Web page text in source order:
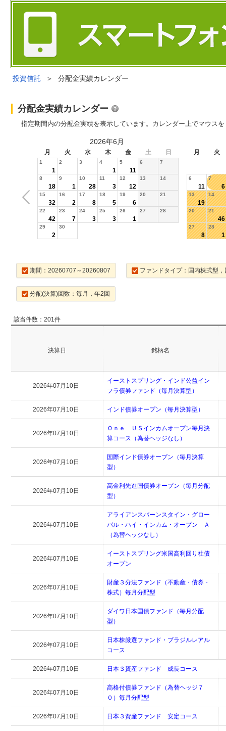
投資信託 ＞ 分配金実績カレンダー
分配金実績カレンダー
指定期間内の分配金実績を表示しています。カレンダー上でマウス
2026年6月
月 火 水 木 金 土 日 月 火
1
1
2 3 4
1
5
11
6 7
8
18
9
1
10
28
11
3
12
12
13 14
15
32
16
2
17
8
18
5
19
6
20 21
22
42
23
7
24
3
25
3
26
1
27 28
29
2
30
6
11
7
6
13
19
14
20 21
46
27
8
28
1
期間：20260707～20260807 ファンドタイプ：国内株式型
分配(決算)回数：毎月，年2回
該当件数：201件
決算日 銘柄名
2026年07月10日
イーストスプリング・インド公益イン
フラ債券ファンド（毎月決算型）
2026年07月10日 インド債券オープン（毎月決算型）
2026年07月10日
Ｏｎｅ ＵＳインカムオープン毎月決
算コース（為替ヘッジなし）
2026年07月10日
国際インド債券オープン（毎月決算
型）
2026年07月10日
高金利先進国債券オープン（毎月分配
型）
2026年07月10日
アライアンスバーンスタイン・グロー
バル・ハイ・インカム・オープン Ａ
（為替ヘッジなし）
2026年07月10日
イーストスプリング米国高利回り社債
オープン
2026年07月10日
財産３分法ファンド（不動産・債券・
株式）毎月分配型
2026年07月10日
ダイワ日本国債ファンド（毎月分配
型）
2026年07月10日
日本株厳選ファンド・ブラジルレアル
コース
2026年07月10日 日本３資産ファンド 成長コース
2026年07月10日
高格付債券ファンド（為替ヘッジ７
０）毎月分配型
2026年07月10日 日本３資産ファンド 安定コース